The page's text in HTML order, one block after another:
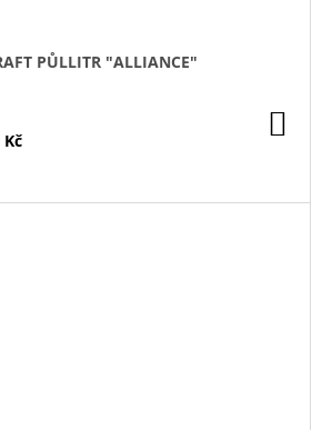
PŮLLITR "ALLIANCE"
Kč